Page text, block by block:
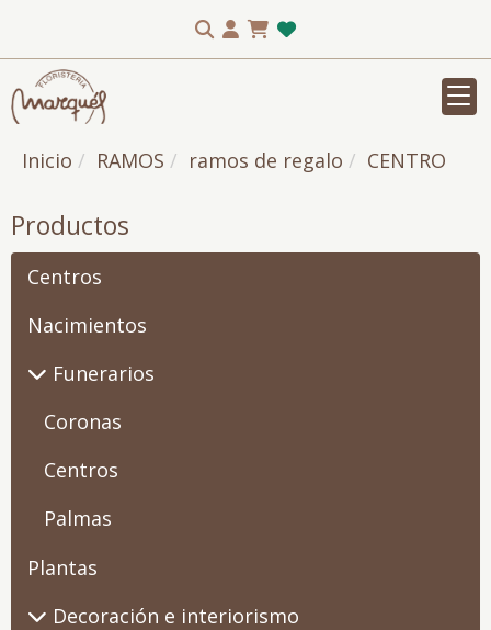
Inicio RAMOS ramos de regalo CENTRO
Productos
Centros
Nacimientos
Funerarios
Coronas
Centros
Palmas
Plantas
Decoración e interiorismo